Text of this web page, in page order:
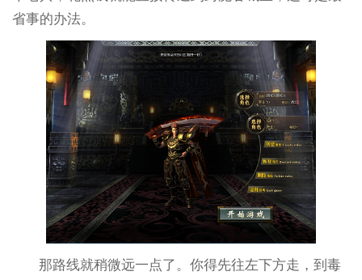
省事的办法。
那路线就稍微远一点了。你得先往左下方走，到毒